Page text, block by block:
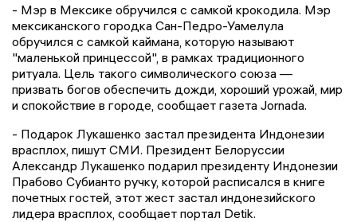
- Мэр в Мексике обручился с самкой крокодила. Мэр
мексиканского городка Сан-Педро-Уамелула
обручился с самкой каймана, которую называют
"маленькой принцессой", в рамках традиционного
ритуала. Цель такого символического союза —
призвать богов обеспечить дожди, хороший урожай, мир
и спокойствие в городе, сообщает газета Jornada.
- Подарок Лукашенко застал президента Индонезии
врасплох, пишут СМИ. Президент Белоруссии
Александр Лукашенко подарил президенту Индонезии
Прабово Субианто ручку, которой расписался в книге
почетных гостей, этот жест застал индонезийского
лидера врасплох, сообщает портал Detik.